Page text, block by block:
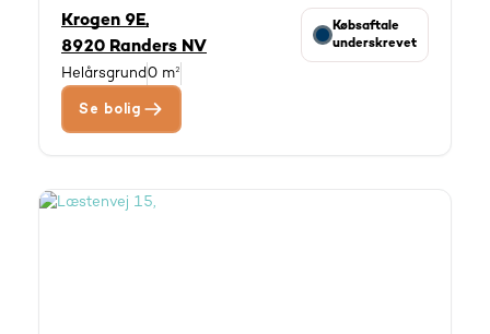
Krogen 9E,
8920 Randers NV
Købsaftale
underskrevet
Helårsgrund0 m²
Se bolig